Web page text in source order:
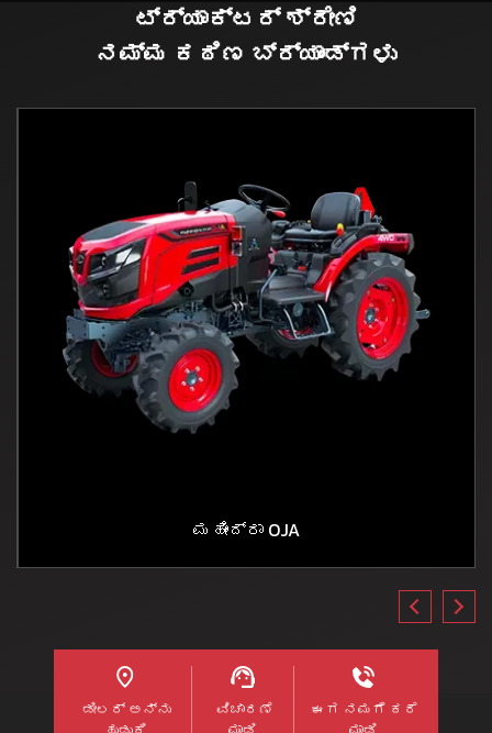
ಟ್ರ್ಯಾಕ್ಟರ್ ಶ್ರೇಣಿ
ನಮ್ಮ ಕಠಿಣ ಬ್ರ್ಯಾಂಡ್ಗಳು
ಮಹೀಂದ್ರಾ OJA
ಡೀಲರ್ ಅನ್ನು
ವಿಚಾರಣೆ
ಈಗ ನಮಗೆ ಕರೆ